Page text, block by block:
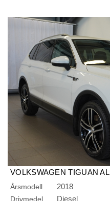
VOLKSWAGEN TIGUAN
GT/DRAG/B-KAMERA
Årsmodell 2018
Drivmedel Diesel